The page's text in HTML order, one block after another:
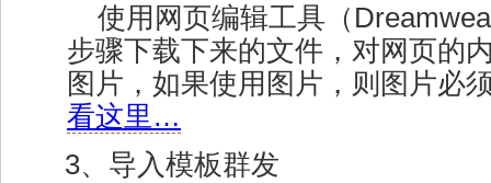
使用网页编辑工具（
步骤下载下来的文件，对网页的
图片，如果使用图片，则图片必
看这里…
3、导入模板群发